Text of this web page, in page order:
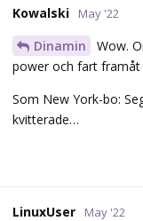
Kowalski May '22
Dinamin
Wow.
power och fart framåt
Som New York-bo:
kvitterade…
LinuxUser May '22